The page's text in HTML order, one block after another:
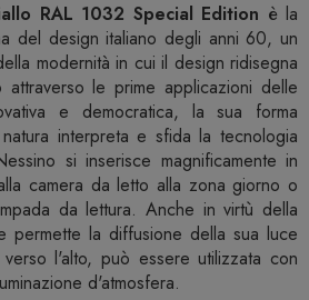
RAL 1032 Special Edition è la
del design italiano degli anni 60, un
modernità in cui il design ridisegna
le prime applicazioni delle
e democratica, la sua forma
interpreta e sfida la tecnologia
si inserisce magnificamente in
camera da letto alla zona giorno o
da lettura. Anche in virtù della
permette la diffusione della sua luce
l'alto, può essere utilizzata con
d'atmosfera.